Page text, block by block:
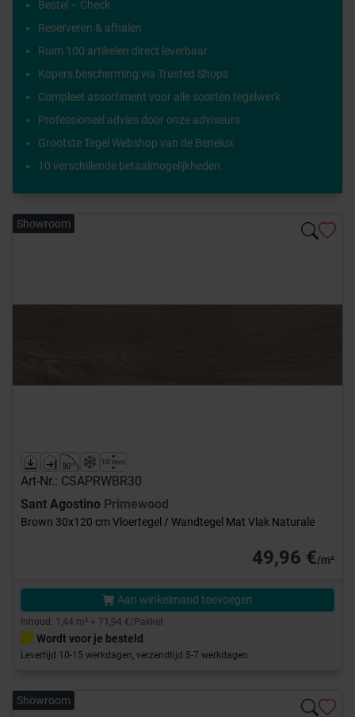
Bestel – Check
Reserveren & afhalen
Ruim 100 artikelen direct leverbaar
Kopers bescherming via Trusted Shops
Compleet assortiment voor alle soorten tegelwerk
Professioneel advies door onze adviseurs
Grootste Tegel Webshop van de Benelux
10 verschillende betaalmogelijkheden
Showroom
Art-Nr.: CSAPRWBR30
Sant Agostino Primewood
Brown 30x120 cm Vloertegel / Wandtegel Mat Vlak Naturale
49,96 €/m²
Aan winkelmand toevoegen
Inhoud: 1,44 m² = 71,94 €/Pakket
Wordt voor je besteld
Levertijd 10-15 werkdagen, verzendtijd 5-7 werkdagen
Showroom